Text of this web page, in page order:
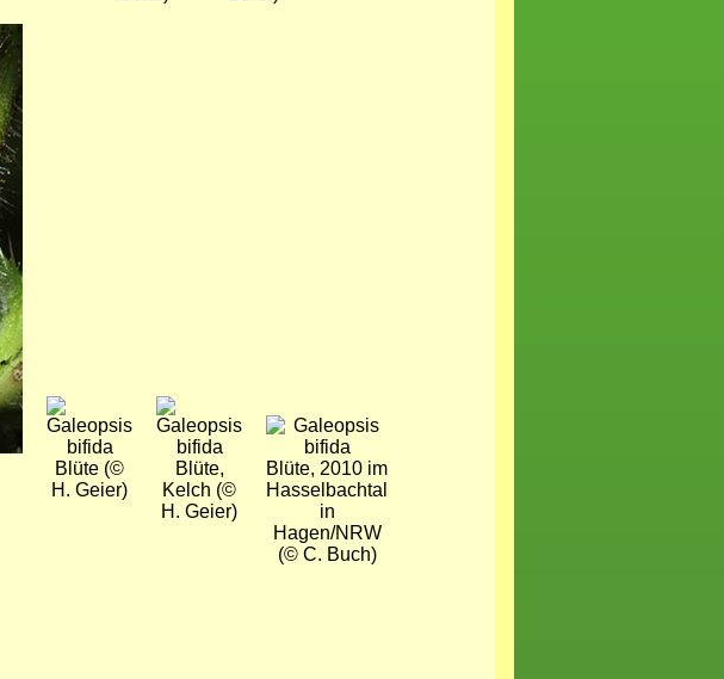
Bild
Blüte (©
H. Geier)
Bild
Blüte,
Kelch (©
H. Geier)
Bild
Blüte, 2010 im
Hasselbachtal
in
Hagen/NRW
(© C. Buch)